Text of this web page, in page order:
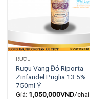
RƯỢU
Rượu Vang Đỏ Riporta
Zinfandel Puglia 13.5%
750ml Ý
Giá: 1,050,000VND/chai